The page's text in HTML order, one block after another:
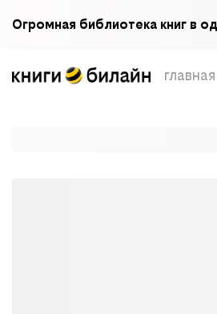
Огромная библиотека книг в
главная